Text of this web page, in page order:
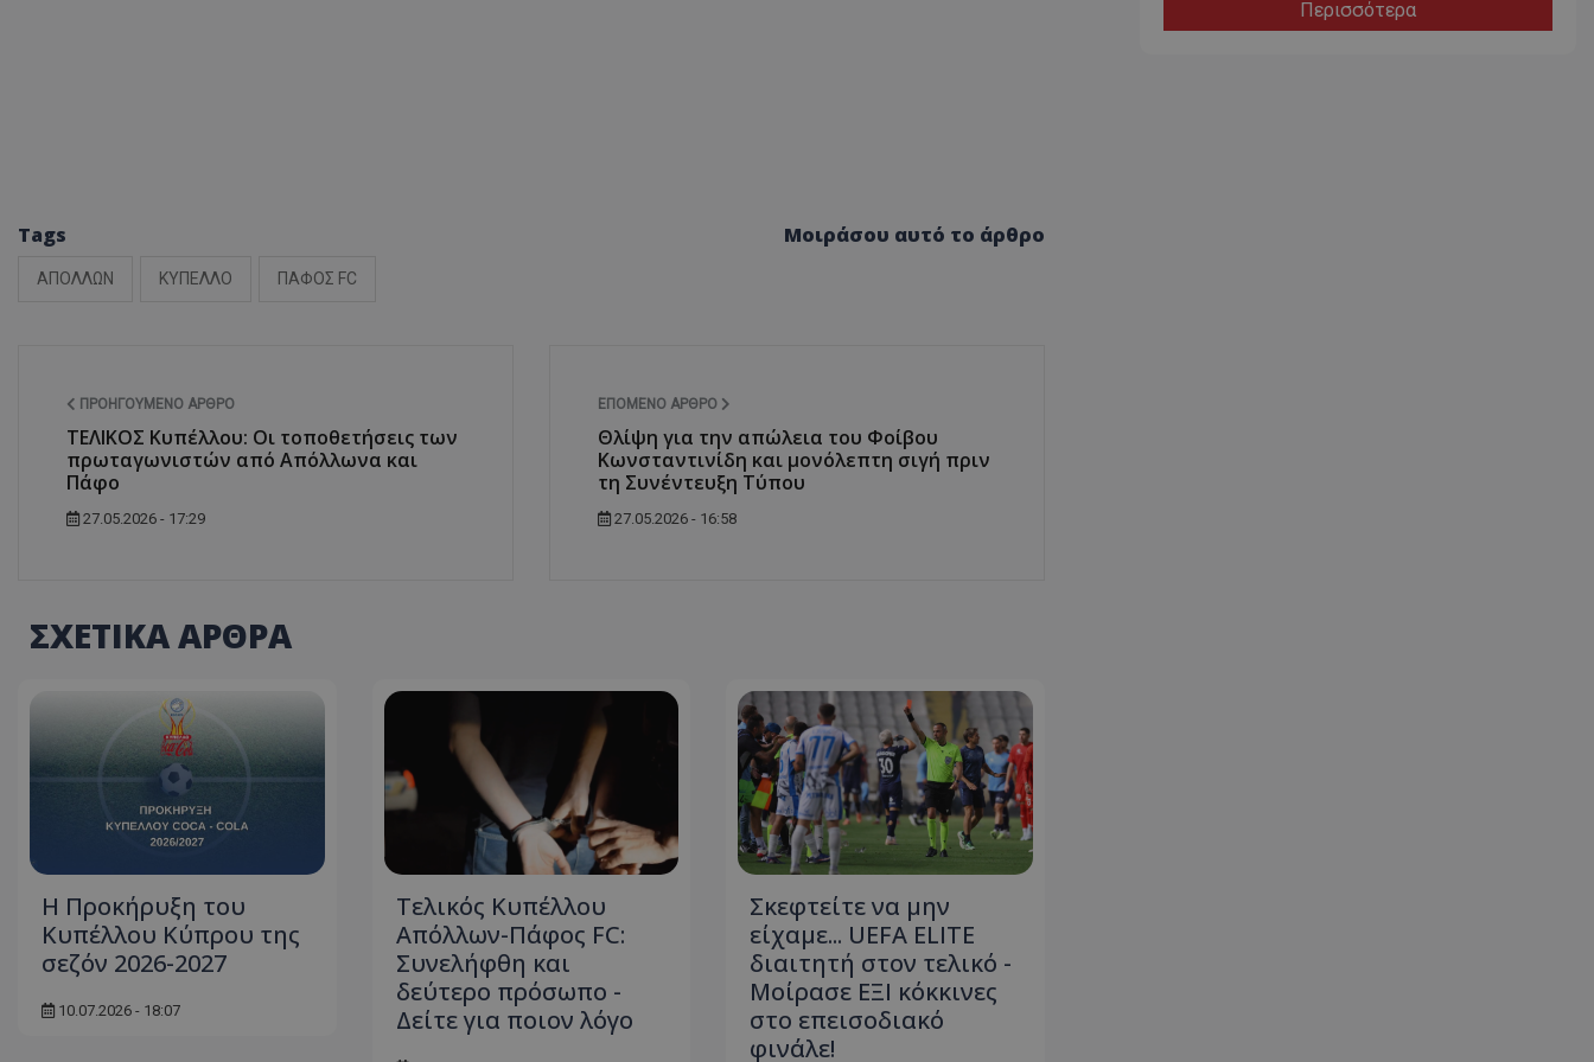
Tags
ΑΠΟΛΛΩΝ ΚΥΠΕΛΛΟ ΠΑΦΟΣ FC
Μοιράσου αυτό το άρθρο
ΠΡΟΗΓΟΎΜΕΝΟ ΆΡΘΡΟ
ΤΕΛΙΚΟΣ Κυπέλλου: Οι τοποθετήσεις των
πρωταγωνιστών από Απόλλωνα και
Πάφο
27.05.2026 - 17:29
ΕΠΌΜΕΝΟ ΆΡΘΡΟ
Θλίψη για την απώλεια του Φοίβου
Κωνσταντινίδη και μονόλεπτη σιγή πριν
τη Συνέντευξη Τύπου
27.05.2026 - 16:58
ΣΧΕΤΙΚΑ ΑΡΘΡΑ
Η Προκήρυξη του
Κυπέλλου Κύπρου της
σεζόν 2026-2027
10.07.2026 - 18:07
Τελικός Κυπέλλου
Απόλλων-Πάφος FC:
Συνελήφθη και
δεύτερο πρόσωπο -
Δείτε για ποιον λόγο
Σκεφτείτε να μην
είχαμε... UEFA ELITE
διαιτητή στον τελικό -
Μοίρασε ΕΞΙ κόκκινες
στο επεισοδιακό
φινάλε!
Περισσότερα